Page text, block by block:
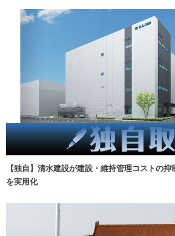
【独自】清水建設が建設・維持管理コストの
を実用化